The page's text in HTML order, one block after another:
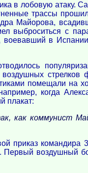
в лобовую атаку.
трассы
Майорова,
выброситься с
воевавший в
стрелков
помещали на
когда
плакат:
как коммунист
приказ командира
воздушный